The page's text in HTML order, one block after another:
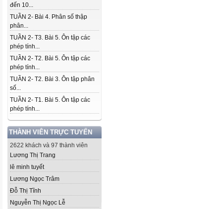
đến 10...
TUẦN 2- Bài 4. Phân số thập
phân...
TUẦN 2- T3. Bài 5. Ôn tập các
phép tính...
TUẦN 2- T2. Bài 5. Ôn tập các
phép tính...
TUẦN 2- T2. Bài 3. Ôn tập phân
số...
TUẦN 2- T1. Bài 5. Ôn tập các
phép tính...
THÀNH VIÊN TRỰC TUYẾN
2622 khách và 97 thành viên
Lương Thị Trang
lê minh tuyết
Lương Ngọc Trâm
Đỗ Thị Tĩnh
Nguyễn Thị Ngọc Lễ